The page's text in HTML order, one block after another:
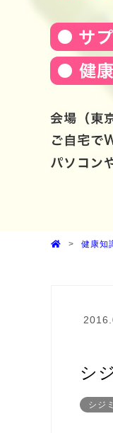
健康知
シ
シジミ